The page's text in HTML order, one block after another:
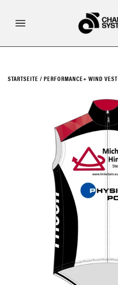
Inhalt
STARTSEITE / PERFORMANCE+ WIND VEST